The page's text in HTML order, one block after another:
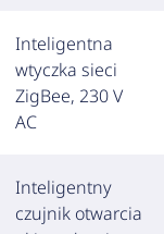
Inteligentna
wtyczka sieci
ZigBee, 230 V
AC
Inteligentny
czujnik otwarcia